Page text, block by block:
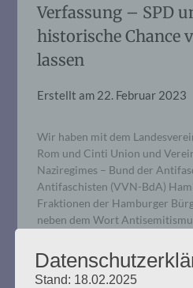
Verfassung – SPD
historische Chance
lassen
Erstellt am 22. Februar 2023
Wir haben mit dem
Rom und Cinti Union und
Naziregimes – Bund der
Antifaschisten (VVN-BdA)
Fraktionen der Hamburger
neben dem Wort
aufgenommen wird.
Stand: 18.02.2025